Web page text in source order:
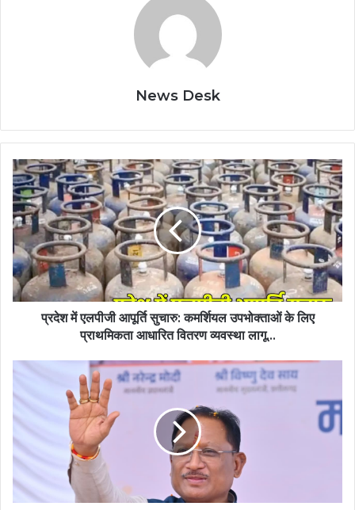
News Desk
प्रदेश
में
एलपीजी
आपूर्ति
सुचारु:
कमर्शियल
उपभोक्ताओं
के
लिए
प्राथमिकता
व्यवस्था
प्रदेश में एलपीजी आपूर्ति सुचारु: कमर्शियल उपभोक्ताओं के लिए
प्राथमिकता आधारित वितरण व्यवस्था लागू…
मुख्यमंत्री
देव
साय
के
नेतृत्व
में
जिले
में